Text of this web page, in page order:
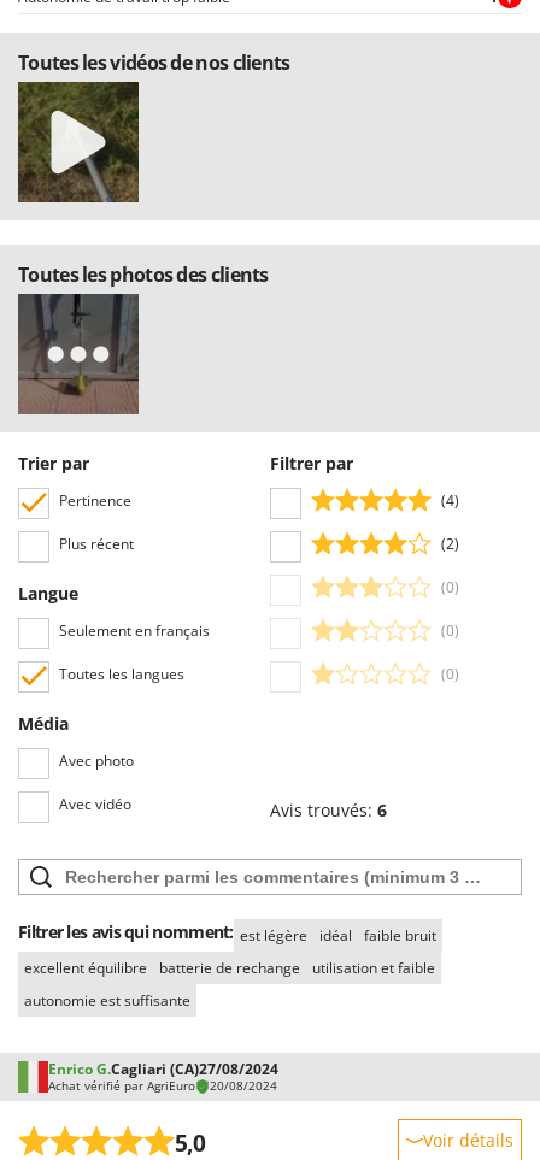
Stiga
Stocker
Sunseeker
T
Tecla
TecnoGen
Tellarini Pompe
Telwin
Tenco
Tineco
Titania
Tornado
Trev - Abrek - TecnoVIR
Troy-Bilt
U
Udor
V
Verdemax
Vesco
Volpi
W
Waldner
WIDU
Wiper EcoRobot
Wolf Garten
Wortex
Worx
Y
Toutes les vidéos de nos clients
Toutes les photos des clients
Trier par
Pertinence
Plus récent
Langue
Seulement en français
Toutes les langues
Média
Avec photo
Avec vidéo
Filtrer par
(4)
(2)
(0)
(0)
(0)
Avis trouvés: 6
Filtrer les avis qui nomment: est légère idéal
faible bruit
excellent équilibre
batterie de rechange
utilisation et faible
autonomie est suffisante
Enrico G.Cagliari (CA)27/08/2024
Achat vérifié par AgriEuro 20/08/2024
5,0 Voir détails